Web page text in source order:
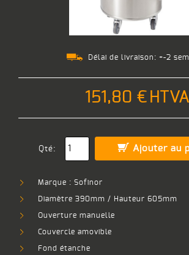
Délai de livraison: +-2
151,80 € HTVA
Qté: Ajouter au
Marque : Sofinor
Diamètre 390mm / Hauteur 605mm
Ouverture manuelle
Couvercle amovible
Fond étanche